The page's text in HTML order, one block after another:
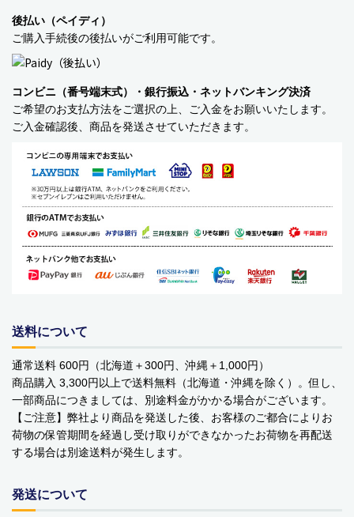
食品
季節商品
日用品・雑貨
コンテナキャリー
バッグ・カート
美容
アウトドア
健康・フィットネス
防災用品・保存食品
家電
後払い（ペイディ）
ご購入手続後の後払いがご利用可能です。
コンビニ（番号端末式）・銀行振込・ネットバンキング決済
ご希望のお支払方法をご選択の上、ご入金をお願いいたします。
ご入金確認後、商品を発送させていただきます。
送料について
通常送料 600円（北海道＋300円、沖縄＋1,000円）
商品購入 3,300円以上で送料無料（北海道・沖縄を除く）。但し、
一部商品につきましては、別途料金がかかる場合がございます。
【ご注意】弊社より商品を発送した後、お客様のご都合によりお
荷物の保管期間を経過し受け取りができなかったお荷物を再配送
する場合は別途送料が発生します。
発送について